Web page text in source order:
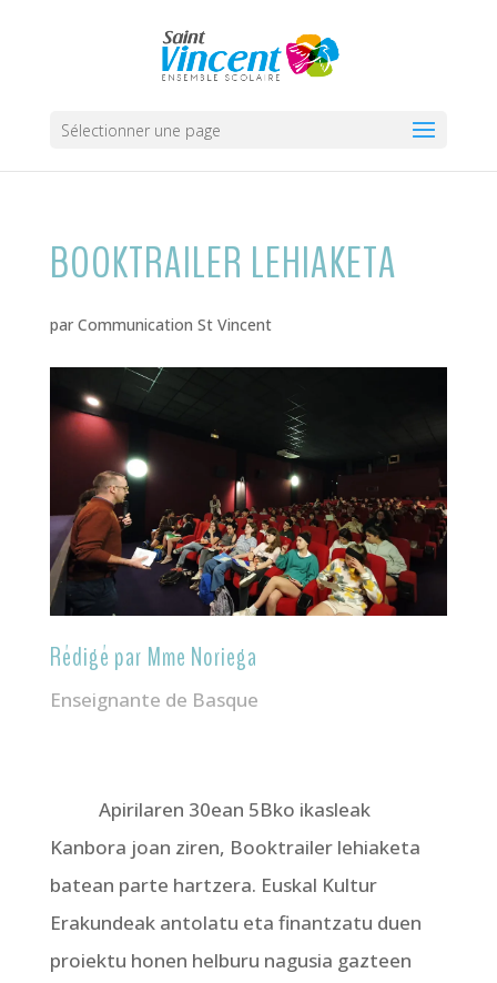
Sélectionner une page
BOOKTRAILER LEHIAKETA
par Communication St Vincent
Rédigé par Mme Noriega
Enseignante de Basque
Apirilaren 30ean 5Bko ikasleak
Kanbora joan ziren, Booktrailer lehiaketa
batean parte hartzera. Euskal Kultur
Erakundeak antolatu eta finantzatu duen
proiektu honen helburu nagusia gazteen